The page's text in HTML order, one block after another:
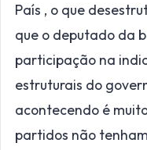
País , o que
que o deputado da
participação na
estruturais do
acontecendo é
partidos não